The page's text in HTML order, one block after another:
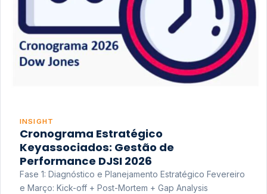
INSIGHT
Cronograma Estratégico
Keyassociados: Gestão de
Performance DJSI 2026
Fase 1: Diagnóstico e Planejamento Estratégico Fevereiro
e Março: Kick-off + Post-Mortem + Gap Analysis